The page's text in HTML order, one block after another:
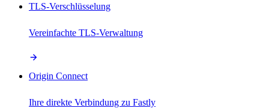
TLS-Verschlüsselung
Vereinfachte TLS-Verwaltung
Origin Connect
Ihre direkte Verbindung zu Fastly